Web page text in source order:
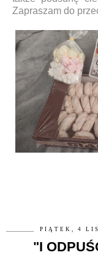
Zapraszam do
PIĄTEK, 4
"I